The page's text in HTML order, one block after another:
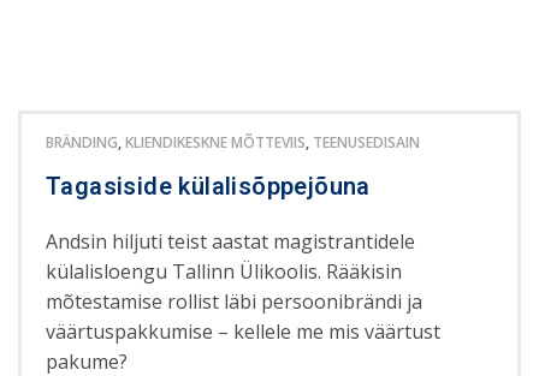
BRÄNDING,KLIENDIKESKNE MÕTTEVIIS, TEENUSEDISAIN
Tagasiside külalisõppejõuna
Andsin hiljuti teist aastat magistrantidele
külalisloengu Tallinn Ülikoolis. Rääkisin
mõtestamise rollist läbi persoonibrändi ja
väärtuspakkumise – kellele me mis väärtust
pakume?